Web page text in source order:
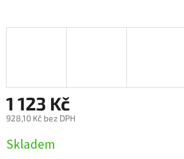
1 123 Kč
928,10 Kč bez DPH
cena:
Skladem